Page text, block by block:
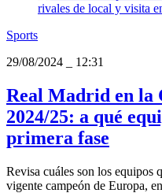
Sports
29/08/2024
12:31
Real Madrid en la
2024/25: a qué
primera fase
Revisa cuáles son los equipos
vigente campeón de Europa,